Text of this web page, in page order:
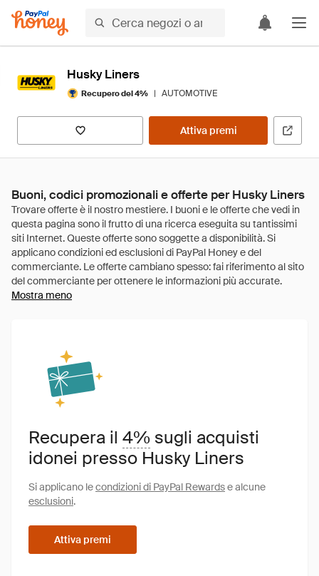
Husky Liners
Recupero del 4% | AUTOMOTIVE
Attiva premi
Buoni, codici promozionali e offerte per Husky Liners
Mostra meno
Recupera il 4% sugli acquisti
idonei presso Husky Liners
Si applicano lecondizioni di PayPal Rewardse alcune
esclusioni.
Attiva premi